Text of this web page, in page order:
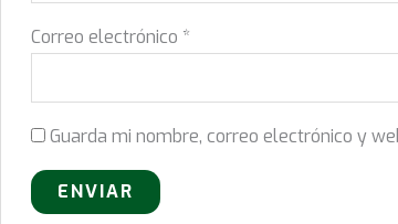
Correo electrónico *
Guarda mi nombre, correo electrónico y